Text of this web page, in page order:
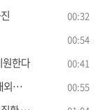
00:32
00:54
원한다 00:41
다 00:55